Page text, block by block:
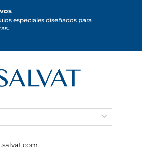
especiales diseñados para